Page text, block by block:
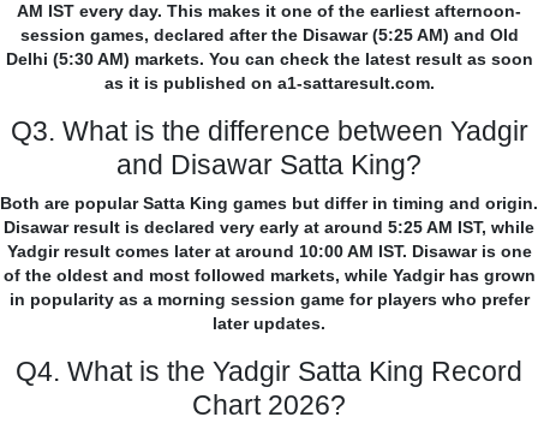
AM IST every day. This makes it one of the earliest afternoon-
session games, declared after the Disawar (5:25 AM) and Old
Delhi (5:30 AM) markets. You can check the latest result as soon
as it is published on a1-sattaresult.com.
Q3. What is the difference between Yadgir
and Disawar Satta King?
Both are popular Satta King games but differ in timing and origin.
Disawar result is declared very early at around 5:25 AM IST, while
Yadgir result comes later at around 10:00 AM IST. Disawar is one
of the oldest and most followed markets, while Yadgir has grown
in popularity as a morning session game for players who prefer
later updates.
Q4. What is the Yadgir Satta King Record
Chart 2026?